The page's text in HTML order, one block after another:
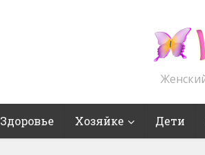
Здоровье Хозяйке Дети